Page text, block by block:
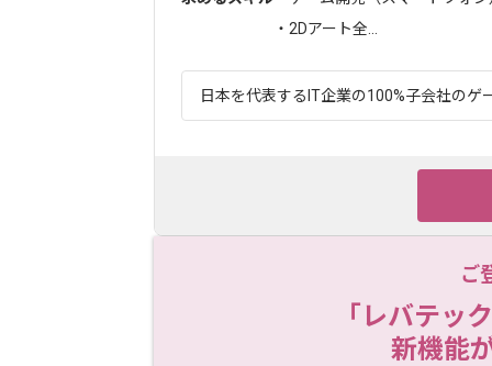
・2Dアート全...
日本を代表するIT企業の100%子会社のゲ
ご
「レバテッ
新機能